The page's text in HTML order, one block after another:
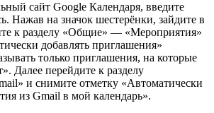
сайт Google Календаря, введите
Нажав на значок шестерёнки, зайдите в
к разделу «Общие» — «Мероприятия»
добавлять приглашения»
только приглашения, на которые
Далее перейдите к разделу
и снимите отметку «Автоматически
из Gmail в мой календарь».